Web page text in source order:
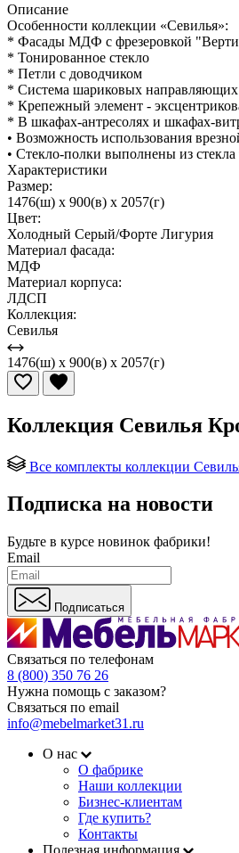
Описание
Особенности коллекции «Севилья»:
* Фасады МДФ с фрезеровкой
* Тонированное стекло
* Петли с доводчиком
* Система шариковых
* Крепежный элемент -
* В шкафах-антресолях и шкафах-
• Возможность использования
• Стекло-полки выполнены из
Характеристики
Размер:
1476(ш) x 900(в) x 2057(г)
Цвет:
Холодный Серый/Форте Лигурия
Материал фасада:
МДФ
Материал корпуса:
ЛДСП
Коллекция:
Севилья
1476(ш) x 900(в) x 2057(г)
Коллекция Севилья
Все комплекты коллекции
Подписка на новости
Будьте в курсе новинок фабрики!
Email
Подписаться
Связаться по телефонам
8 (800) 350 76 26
Нужна помощь с заказом?
Связаться по email
info@mebelmarket31.ru
О нас
О фабрике
Наши коллекции
Бизнес-клиентам
Где купить?
Контакты